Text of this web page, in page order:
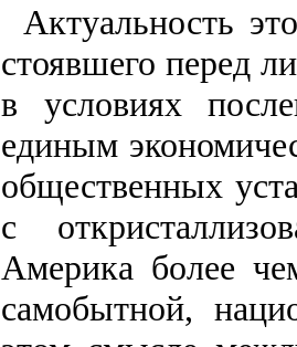
Актуальность
стоявшего перед
в условиях
единым
общественных
с
Америка более
самобытной,